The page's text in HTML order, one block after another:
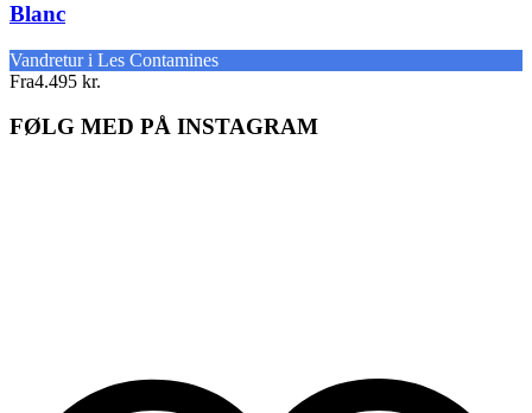
Blanc
Vandretur i Les Contamines
Fra4.495 kr.
FØLG MED PÅ INSTAGRAM